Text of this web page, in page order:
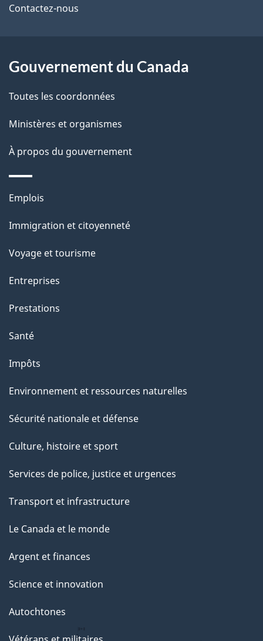
s
e
l
a
p
a
g
e
ce
Contactez-nous
Gouvernement du Canada
Toutes les coordonnées
Ministères et organismes
À propos du gouvernement
Thèmes
sujets
Emplois
Immigration et citoyenneté
Voyage et tourisme
Entreprises
Prestations
Santé
Impôts
Environnement et ressources naturelles
Sécurité nationale et défense
Culture, histoire et sport
Services de police, justice et urgences
Transport et infrastructure
Le Canada et le monde
Argent et finances
Science et innovation
Autochtones